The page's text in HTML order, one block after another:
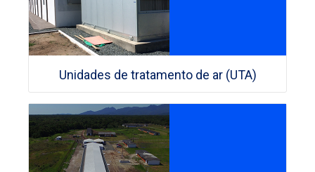
Unidades de tratamento de ar (UTA)